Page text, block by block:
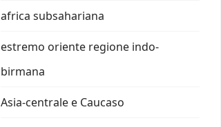
africa subsahariana
estremo oriente regione indo-
birmana
Asia-centrale e Caucaso